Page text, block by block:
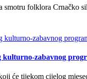
folklora Crnačko
kulturno-zabavnog
će tijekom cijelog